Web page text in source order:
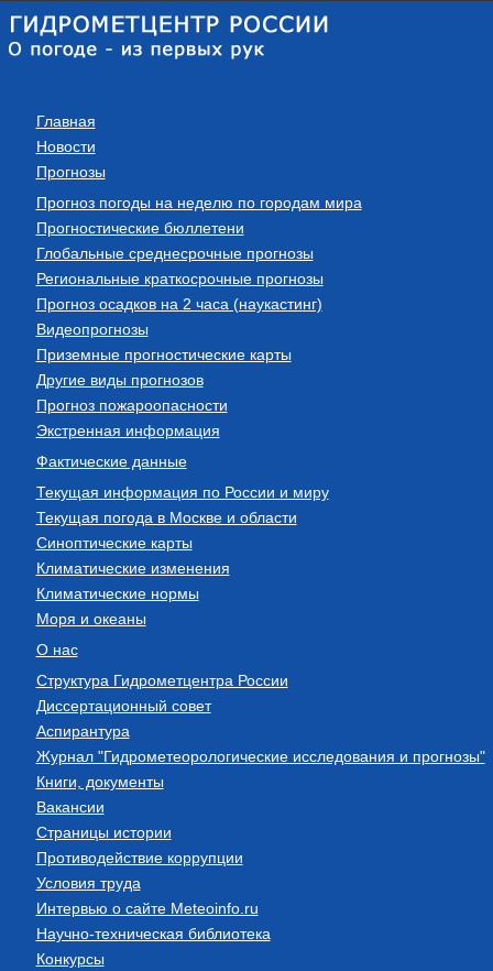
Главная
Новости
Прогнозы
Прогноз погоды на неделю по городам мира
Прогностические бюллетени
Глобальные среднесрочные прогнозы
Региональные краткосрочные прогнозы
Прогноз осадков на 2 часа (наукастинг)
Видеопрогнозы
Приземные прогностические карты
Другие виды прогнозов
Прогноз пожароопасности
Экстренная информация
Фактические данные
Текущая информация по России и миру
Текущая погода в Москве и области
Синоптические карты
Климатические изменения
Климатические нормы
Моря и океаны
О нас
Структура Гидрометцентра России
Диссертационный совет
Аспирантура
Журнал "Гидрометеорологические исследования и прогнозы"
Книги, документы
Вакансии
Страницы истории
Противодействие коррупции
Условия труда
Интервью о сайте Meteoinfo.ru
Научно-техническая библиотека
Конкурсы